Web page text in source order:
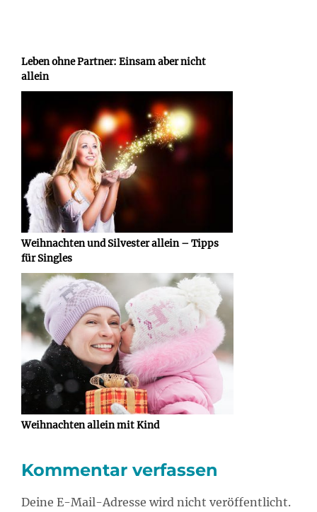
Leben ohne Partner: Einsam aber nicht
allein
Weihnachten und Silvester allein – Tipps
für Singles
Weihnachten allein mit Kind
Kommentar verfassen
Deine E-Mail-Adresse wird nicht veröffentlicht.